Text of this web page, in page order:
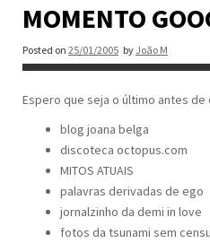
MOMENTO
Posted on 25/01/2005 by João M
Espero que seja o último antes de
blog joana belga
discoteca octopus.com
MITOS ATUAIS
palavras derivadas de ego
jornalzinho da demi in love
fotos da tsunami sem